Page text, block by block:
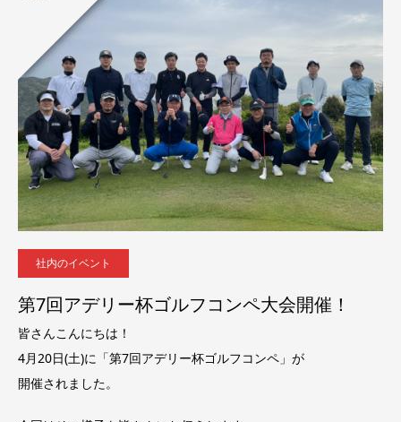
社内のイベント
第7回アデリー杯ゴルフコンペ大会開催！
皆さんこんにちは！
4月20日(土)に「第7回アデリー杯ゴルフコンペ」が
開催されました。